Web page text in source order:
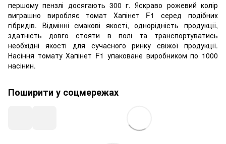
першому пензлі досягають 300 г. Яскраво рожевий колір
виграшно виробляє томат Хапінет F1 серед подібних
гібридів. Відмінні смакові якості, однорідність продукції,
здатність довго стояти в полі та транспортуватись
необхідні якості для сучасного ринку свіжої продукції.
Насіння томату Хапінет F1 упаковане виробником по 1000
насінин.
Поширити у соцмережах